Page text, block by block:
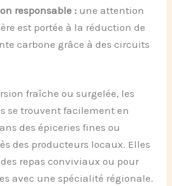
responsable : une attention
est portée à la réduction de
carbone grâce à des circuits
fraîche ou surgelée, les
se trouvent facilement en
des épiceries fines ou
des producteurs locaux. Elles
repas conviviaux ou pour
avec une spécialité régionale.